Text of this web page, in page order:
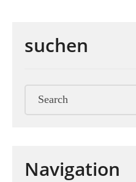
suchen
Navigation